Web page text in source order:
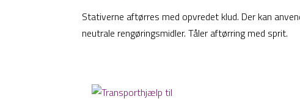
Stativerne aftørres med opvredet klud. Der kan
neutrale rengøringsmidler. Tåler aftørring med sprit.